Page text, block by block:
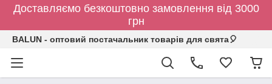
Доставляємо безкоштовно замовлення від 3000
грн
BALUN - оптовий постачальник товарів для свята🎈